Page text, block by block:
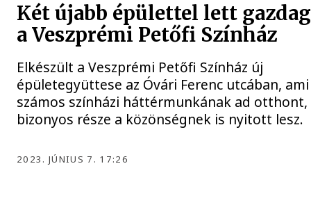
Két újabb épülettel lett
a Veszprémi Petőfi Színház
Elkészült a Veszprémi Petőfi Színház új
épületegyüttese az Óvári Ferenc utcában, ami
számos színházi háttérmunkának ad otthont,
bizonyos része a közönségnek is nyitott lesz.
2023. JÚNIUS 7. 17:26